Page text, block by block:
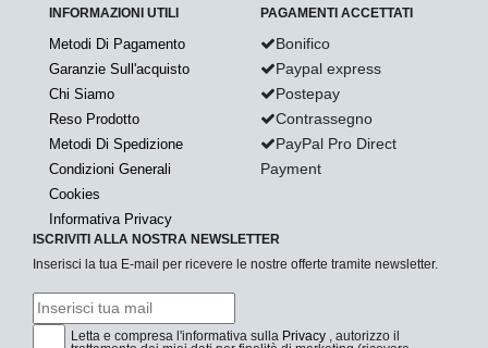
INFORMAZIONI UTILI
Metodi Di Pagamento
Garanzie Sull'acquisto
Chi Siamo
Reso Prodotto
Metodi Di Spedizione
Condizioni Generali
Cookies
Informativa Privacy
PAGAMENTI ACCETTATI
Bonifico
Paypal express
Postepay
Contrassegno
PayPal Pro Direct
Payment
ISCRIVITI ALLA NOSTRA NEWSLETTER
Inserisci la tua E-mail per ricevere le nostre offerte tramite newsletter.
Letta e compresa l'informativa sulla Privacy , autorizzo il